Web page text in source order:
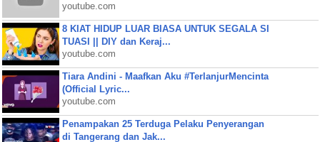
youtube.com
8 KIAT HIDUP LUAR BIASA UNTUK SEGALA SI
TUASI || DIY dan Keraj...
youtube.com
Tiara Andini - Maafkan Aku #TerlanjurMencinta
(Official Lyric...
youtube.com
Penampakan 25 Terduga Pelaku Penyerangan
di Tangerang dan Jak...